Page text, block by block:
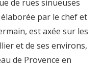
de rues sinueuses
élaborée par le chef et
est axée sur les
et de ses environs,
de Provence en